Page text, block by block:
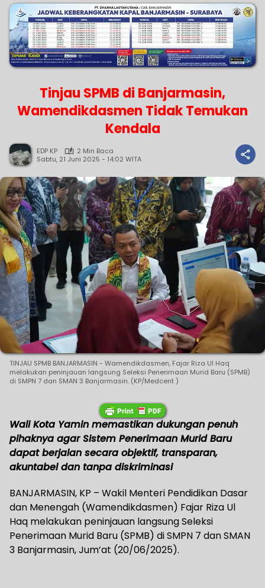
Tinjau SPMB di Banjarmasin,
Wamendikdasmen Tidak Temukan
Kendala
EDP KP
2 Min Baca
Sabtu, 21 Juni 2025 - 14:02 WITA
TINJAU SPMB BANJARMASIN - Wamendikdasmen, Fajar Riza Ul Haq
melakukan peninjauan langsung Seleksi Penerimaan Murid Baru (SPMB)
di SMPN 7 dan SMAN 3 Banjarmasin. (KP/Medcent )
Wali Kota Yamin memastikan dukungan penuh
pihaknya agar Sistem Penerimaan Murid Baru
dapat berjalan secara objektif, transparan,
akuntabel dan tanpa diskriminasi
BANJARMASIN, KP – Wakil Menteri Pendidikan Dasar
dan Menengah (Wamendikdasmen) Fajar Riza Ul
Haq melakukan peninjauan langsung Seleksi
Penerimaan Murid Baru (SPMB) di SMPN 7 dan SMAN
3 Banjarmasin, Jum’at (20/06/2025).